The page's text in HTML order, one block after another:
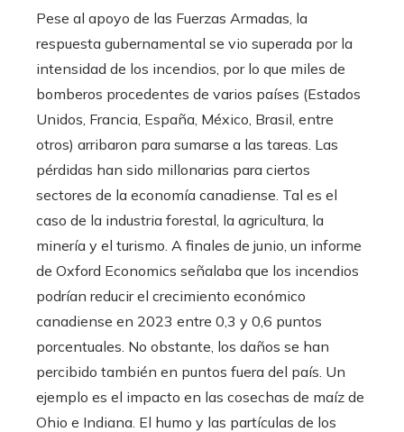
Pese al apoyo de las Fuerzas Armadas, la
respuesta gubernamental se vio superada por la
intensidad de los incendios, por lo que miles de
bomberos procedentes de varios países (Estados
Unidos, Francia, España, México, Brasil, entre
otros) arribaron para sumarse a las tareas. Las
pérdidas han sido millonarias para ciertos
sectores de la economía canadiense. Tal es el
caso de la industria forestal, la agricultura, la
minería y el turismo. A finales de junio, un informe
de Oxford Economics señalaba que los incendios
podrían reducir el crecimiento económico
canadiense en 2023 entre 0,3 y 0,6 puntos
porcentuales. No obstante, los daños se han
percibido también en puntos fuera del país. Un
ejemplo es el impacto en las cosechas de maíz de
Ohio e Indiana. El humo y las partículas de los